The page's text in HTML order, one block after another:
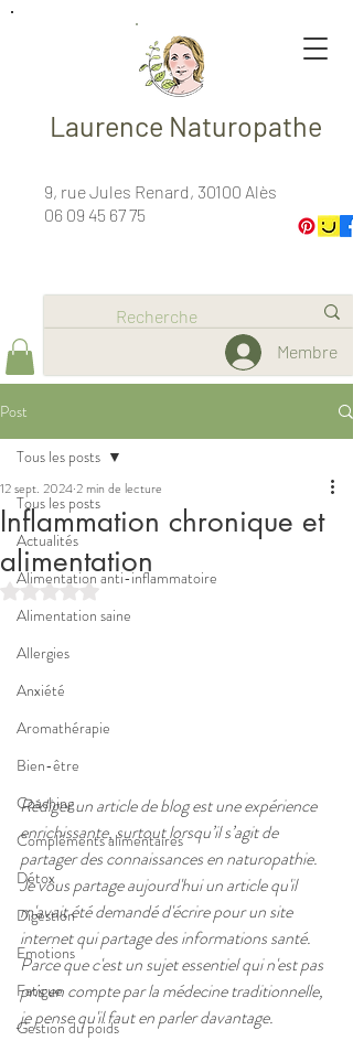
9, rue Jules Renard, 30100 Alès
06 09 45 67 75
Membre
Laurence Naturopathe
Post
Tous les posts
Actualités
Alimentation anti-inflammatoire
Alimentation saine
Allergies
Anxiété
Aromathérapie
Bien-être
Coaching
Compléments alimentaires
Détox
Digestion
Emotions
Fatigue
Gestion du poids
Tous les posts
Inflammation chronique et
alimentation
12 sept. 20242 min de lecture
Noté NaN étoiles sur 5.
Rédiger un article de blog est une expérience
enrichissante, surtout lorsqu’il s’agit de
partager des connaissances en naturopathie.
Je vous partage aujourd'hui un article qu'il
m'avait été demandé d'écrire pour un site
internet qui partage des informations santé.
Parce que c'est un sujet essentiel qui n'est pas
pris en compte par la médecine traditionnelle,
je pense qu'il faut en parler davantage.